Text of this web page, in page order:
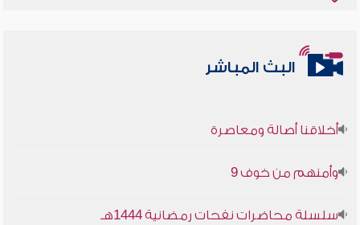
البث المباشر
أخلاقنا أصالة ومعاصرة
وأمنهم من خوف 9